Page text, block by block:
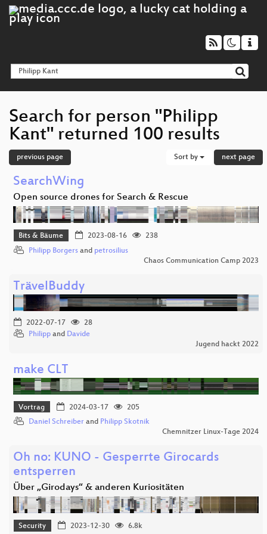
Search for person "Philipp
Kant" returned 100 results
previous page Sort by next page
SearchWing
Open source drones for Search & Rescue
Bits & Bäume 2023-08-16
238
Philipp Borgers and petrosilius
Chaos Communication Camp 2023
TrävelBuddy
2022-07-17
28
Philipp and Davide
Jugend hackt 2022
make CLT
Vortrag 2024-03-17
205
Daniel Schreiber and Philipp Skotnik
Chemnitzer Linux-Tage 2024
Oh no: KUNO - Gesperrte Girocards
entsperren
Über „Girodays“ & anderen Kuriositäten
Security 2023-12-30 6.8k